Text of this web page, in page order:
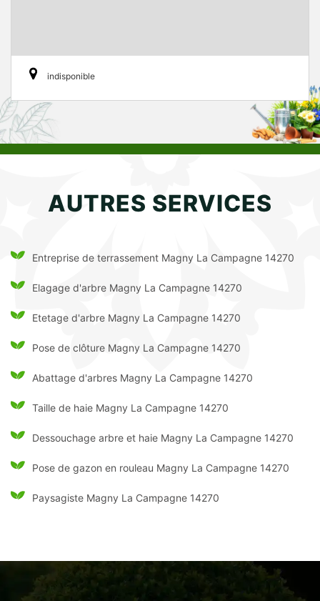
indisponible
AUTRES SERVICES
Entreprise de terrassement Magny La Campagne 14270
Elagage d'arbre Magny La Campagne 14270
Etetage d'arbre Magny La Campagne 14270
Pose de clôture Magny La Campagne 14270
Abattage d'arbres Magny La Campagne 14270
Taille de haie Magny La Campagne 14270
Dessouchage arbre et haie Magny La Campagne 14270
Pose de gazon en rouleau Magny La Campagne 14270
Paysagiste Magny La Campagne 14270